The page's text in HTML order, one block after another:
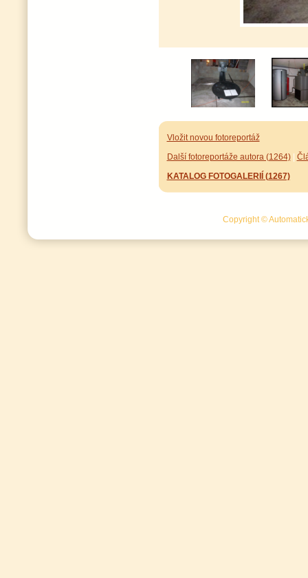
Vložit novou fotoreportáž
Další fotoreportáže autora (1264) |
KATALOG FOTOGALERIÍ (1267)
Copyright ©